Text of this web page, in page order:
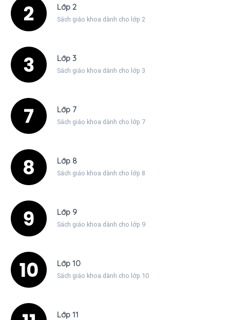
Lớp 2
Sách giáo khoa dành cho lớp 2
Lớp 3
Sách giáo khoa dành cho lớp 3
Lớp 7
Sách giáo khoa dành cho lớp 7
Lớp 8
Sách giáo khoa dành cho lớp 8
Lớp 9
Sách giáo khoa dành cho lớp 9
Lớp 10
Sách giáo khoa dành cho lớp 10
Lớp 11